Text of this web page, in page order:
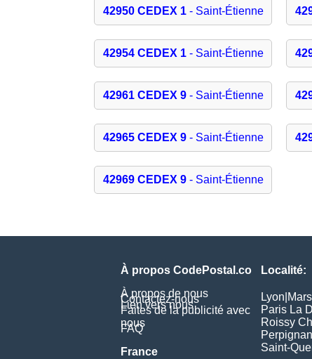
42950 CEDEX 1- Saint-Étienne
42954 CEDEX 1- Saint-Étienne
42961 CEDEX 9- Saint-Étienne
42965 CEDEX 9- Saint-Étienne
42969 CEDEX 9- Saint-Étienne
À propos CodePostal.co
À propos de nous
Contactez-nous
Lien vers nous
Faites de la publicité avec
nous
FAQ
France
Localité:
Lyon
Paris La
Roissy
Perpignan
Saint-